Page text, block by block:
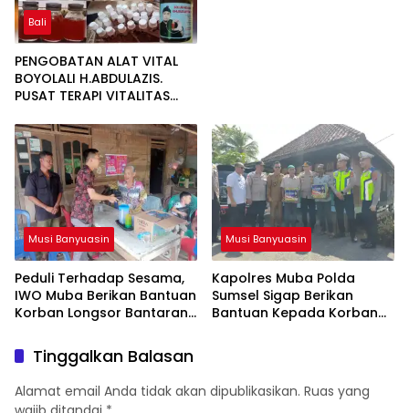
Bali
PENGOBATAN ALAT VITAL
BOYOLALI H.ABDULAZIS.
PUSAT TERAPI VITALITAS
Musi Banyuasin
Peduli Terhadap Sesama,
IWO Muba Berikan Bantuan
Korban Longsor Bantaran
Musi Banyuasin
Kapolres Muba Polda
Sumsel Sigap Berikan
Bantuan Kepada Korban
Tinggalkan Balasan
Alamat email Anda tidak akan dipublikasikan. Ruas yang